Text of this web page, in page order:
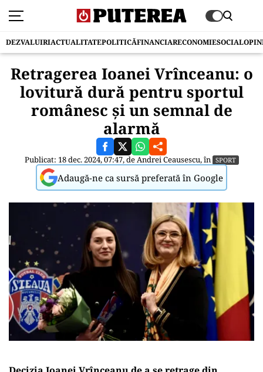
DEZVALUIRIACTUALITATEPOLITICĂFINANCIARECONOMIESOCIAL
Retragerea Ioanei Vrînceanu: o
lovitură dură pentru sportul
românesc și un semnal de
alarmă
Publicat: 18 dec. 2024, 07:47, deAndrei Ceausescu, în SPORT
Adaugă-ne ca sursă preferată în Google